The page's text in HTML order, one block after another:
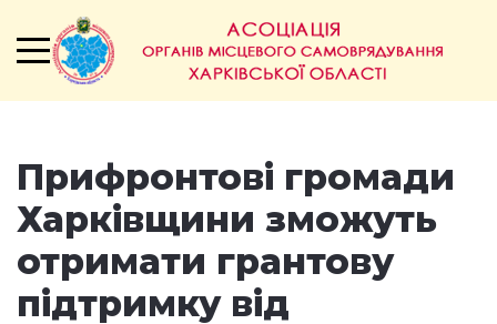
Прифронтові громади
Харківщини зможуть
отримати грантову
підтримку від